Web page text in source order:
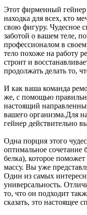
Этот фирменный гейнер
находка для всех, кто
свою фигуру. Чудесное
заботой о вашем теле,
профессионалом в
тело похоже на работу
строит и
продолжать делать то,
И как ваша команда
же, с помощью
настоящий
вашего организма.Для
гейнер действительно
Одна порция этого
оптимальное сочетание
белка), которое
массу. Вы уже
Один из самых
универсальность.
то, что он подходит
сказать, это настоящее